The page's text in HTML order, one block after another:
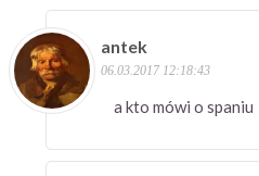
antek
06.03.2017 12:18:43
a kto mówi o spaniu